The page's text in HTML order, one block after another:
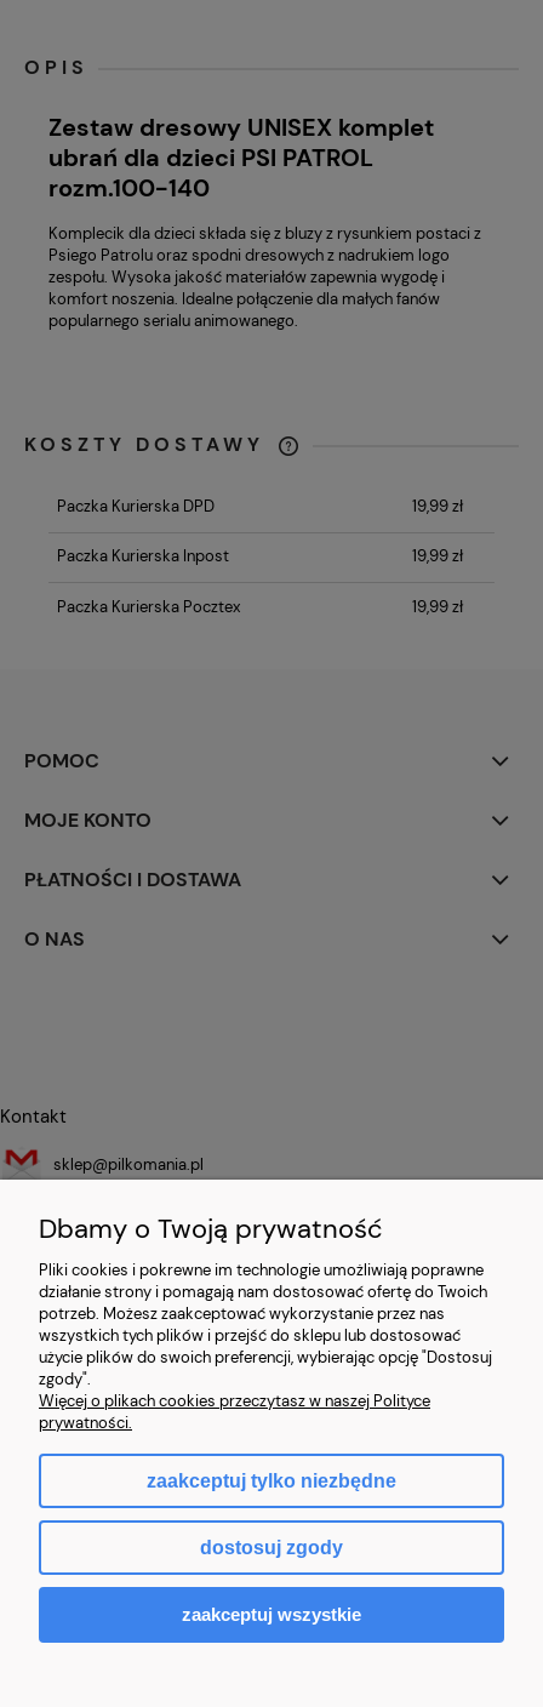
OPIS
Zestaw dresowy UNISEX komplet
ubrań dla dzieci PSI PATROL
rozm.100-140
Komplecik dla dzieci składa się z bluzy z rysunkiem postaci z
Psiego Patrolu oraz spodni dresowych z nadrukiem logo
zespołu. Wysoka jakość materiałów zapewnia wygodę i
komfort noszenia. Idealne połączenie dla małych fanów
popularnego serialu animowanego.
KOSZTY DOSTAWY
KOSZTÓW PŁATNOŚCI
Paczka Kurierska DPD 19,99 zł
Paczka Kurierska Inpost 19,99 zł
Paczka Kurierska Pocztex 19,99 zł
POMOC
MOJE KONTO
PŁATNOŚCI I DOSTAWA
O NAS
Kontakt
sklep@pilkomania.pl
Sprzedawca
ECOMM SPACE NO LIMITS LTD
27 Old Gloucester Street
London, United Kingdom
WC1N 3AX
Numer rejestracyjny: 14591623
Sklep internetowy Shoper.pl
Dbamy o Twoją prywatność
Pliki cookies i pokrewne im technologie umożliwiają poprawne
działanie strony i pomagają nam dostosować ofertę do Twoich
potrzeb. Możesz zaakceptować wykorzystanie przez nas
wszystkich tych plików i przejść do sklepu lub dostosować
użycie plików do swoich preferencji, wybierając opcję "Dostosuj
zgody".
Więcej o plikach cookies przeczytasz w naszej Polityce
prywatności.
zaakceptuj tylko niezbędne
dostosuj zgody
zaakceptuj wszystkie